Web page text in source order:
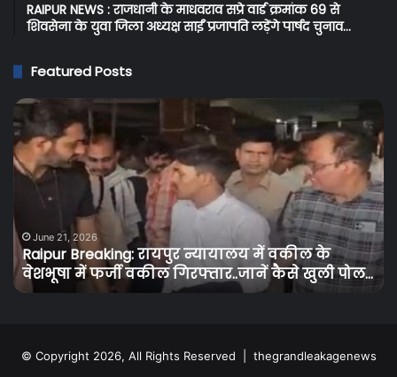
RAIPUR NEWS : राजधानी के माधवराव सप्रे वार्ड क्रमांक 69 से
शिवसेना के युवा जिला अध्यक्ष साईं प्रजापति लड़ेंगे पार्षद चुनाव…
Featured Posts
Raipur
Breaking:
रायपुर
न्यायालय
के
वेशभूषा
फर्जी
वकील
खुली
June 21, 2026
Raipur Breaking: रायपुर न्यायालय में वकील के
वेशभूषा में फर्जी वकील गिरफ्तार..जानें कैसे खुली पोल…
के
को
© Copyright 2026, All Rights Reserved | thegrandleakagenews